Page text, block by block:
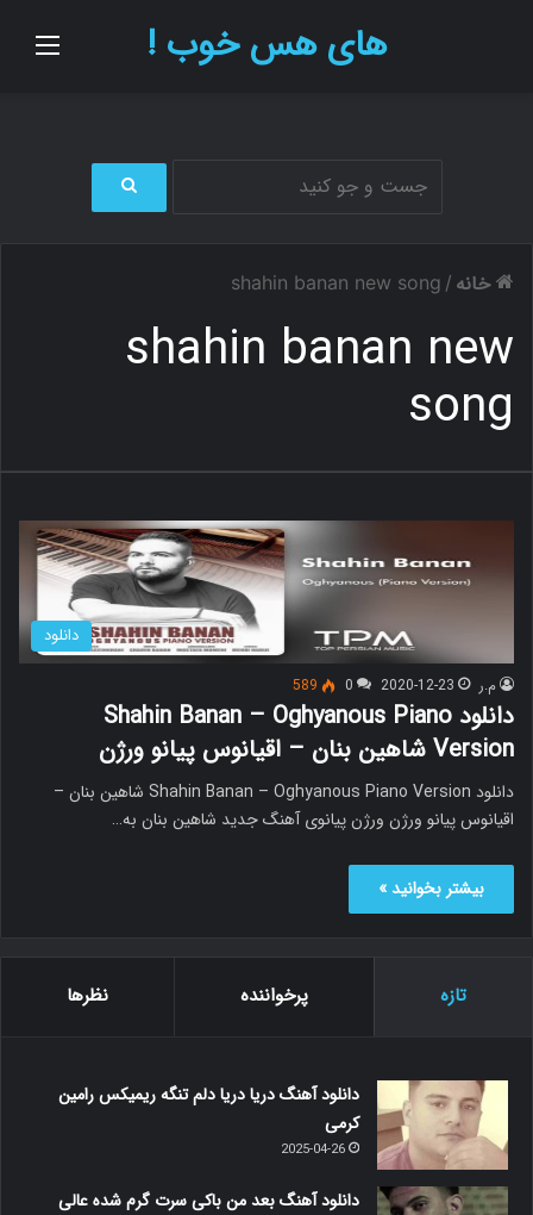
های هس خوب !
ج
ر
خانه /
shahin banan new song
shahin banan new
song
دانلود
م.ر 2020-12-23
0
589
دانلود Shahin Banan – Oghyanous Piano
Version شاهین بنان – اقیانوس پیانو ورژن
دانلود Shahin Banan – Oghyanous Piano Version شاهین بنان –
اقیانوس پیانو ورژن ورژن پیانوی آهنگ جدید شاهین بنان به…
بیشتر بخوانید »
تازه پرخواننده نظرها
دانلود آهنگ دریا دریا دلم تنگه ریمیکس رامین
کرمی
2025-04-26
دانلود آهنگ بعد من باکی سرت گرم شده عالی